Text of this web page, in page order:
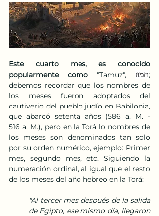
Este cuarto mes, es conocido
popularmente como "Tamuz", תַּמּוּז;
debemos recordar que los nombres de
los meses fueron adoptados del
cautiverio del pueblo judío en Babilonia,
que abarcó setenta años (586 a. M. -
516 a. M.), pero en la Torá lo nombres de
los meses son denominados tan solo
por su orden numérico, ejemplo: Primer
mes, segundo mes, etc. Siguiendo la
numeración ordinal, al igual que el resto
de los meses del año hebreo en la Torá:
"Al tercer mes después de la salida
de Egipto, ese mismo día, llegaron